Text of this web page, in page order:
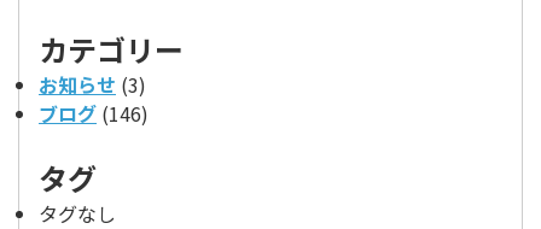
カテゴリー
お知らせ (3)
ブログ (146)
タグ
タグなし